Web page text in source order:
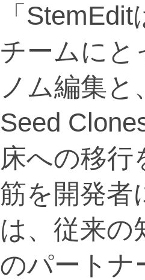
「
チームにと
ノム編集
Seed
床への移
筋を開発者
は、従来の
のパートナ